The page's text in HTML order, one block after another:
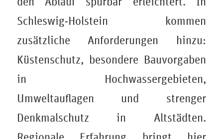
Schleswig-Holstein kommen
zusätzliche Anforderungen hinzu:
Küstenschutz, besondere Bauvorgaben
in Hochwassergebieten,
Umweltauflagen und strenger
Denkmalschutz in Altstädten.